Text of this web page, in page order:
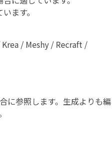
ます。
/ Meshy / Recraft /
に参照します。生成よりも編